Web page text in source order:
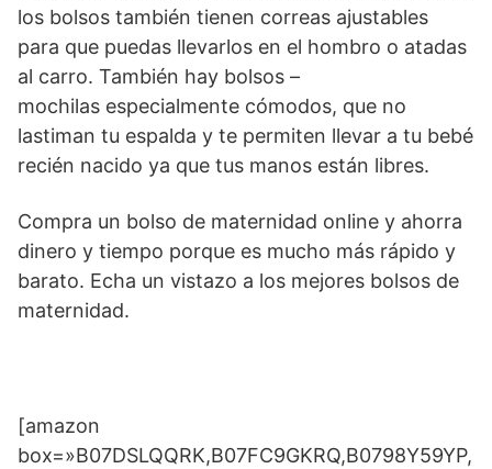
los bolsos también tienen correas ajustables
para que puedas llevarlos en el hombro o atadas
al carro. También hay bolsos –
mochilas especialmente cómodos, que no
lastiman tu espalda y te permiten llevar a tu bebé
recién nacido ya que tus manos están libres.
Compra un bolso de maternidad online y ahorra
dinero y tiempo porque es mucho más rápido y
barato. Echa un vistazo a los mejores bolsos de
maternidad.
[amazon
box=»B07DSLQQRK,B07FC9GKRQ,B0798Y59YP,